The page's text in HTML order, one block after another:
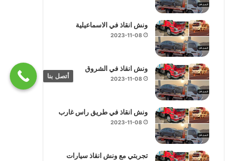
ونش انقاذ في الاسماعيلية
2023-11-08
ونش انقاذ في الشروق
2023-11-08
ونش انقاذ في طريق راس غارب
2023-11-08
تجربتي مع ونش انقاذ سيارات
أتصل بنا